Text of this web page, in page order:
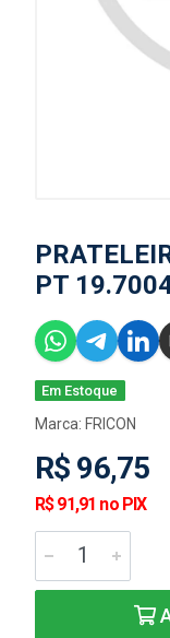
PT
Em Estoque
Marca: FRICON
R$ 96,75
R$ 91,91 no PIX